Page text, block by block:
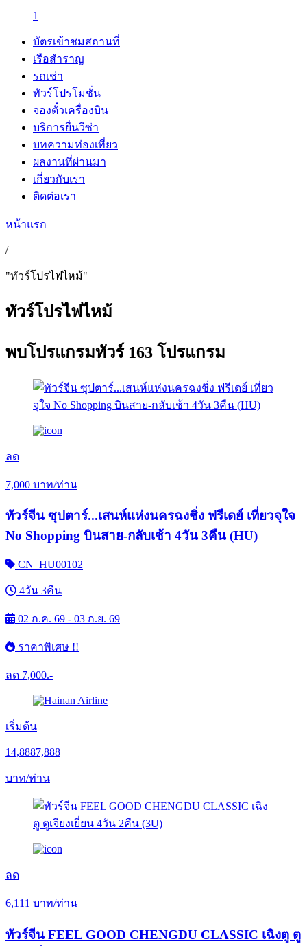
1
บัตรเข้าชมสถานที่
เรือสำราญ
รถเช่า
ทัวร์โปรโมชั่น
จองตั๋วเครื่องบิน
บริการยื่นวีซ่า
บทความท่องเที่ยว
ผลงานที่ผ่านมา
เกี่ยวกับเรา
ติดต่อเรา
หน้าแรก
/
"ทัวร์โปรไฟไหม้"
ทัวร์โปรไฟไหม้
พบโปรแกรมทัวร์ 163 โปรแกรม
ลด
7,000 บาท/ท่าน
ทัวร์จีน ซุปตาร์...เสนห์แห่งนครฉงชิ่ง ฟรีเดย์ เที่ยวจุใจ
No Shopping บินสาย-กลับเช้า 4วัน 3คืน (HU)
CN_HU00102
4วัน 3คืน
02 ก.ค. 69 - 03 ก.ย. 69
ราคาพิเศษ !!
ลด 7,000.-
เริ่มต้น
14,8887,888
บาท/ท่าน
ลด
6,111 บาท/ท่าน
ทัวร์จีน FEEL GOOD CHENGDU CLASSIC เฉิงตู ตู